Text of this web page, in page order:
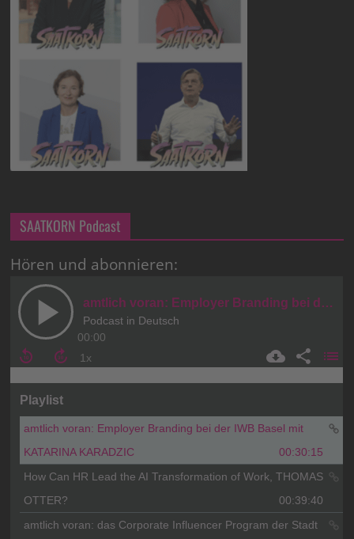
SAATKORN Podcast
Hören und abonnieren: